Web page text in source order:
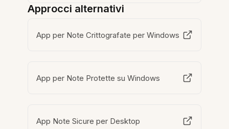
Approcci alternativi
App per Note Crittografate per Windows
App per Note Protette su Windows
App Note Sicure per Desktop